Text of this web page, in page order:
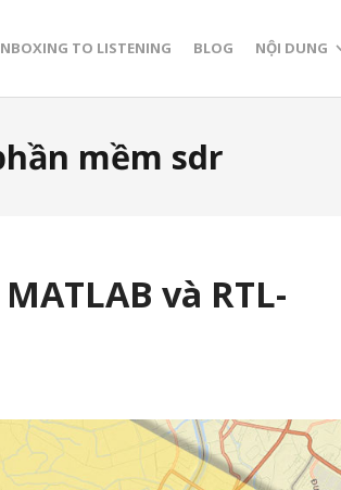
TO LISTENING BLOG NỘI DUNG
mềm sdr
và RTL-